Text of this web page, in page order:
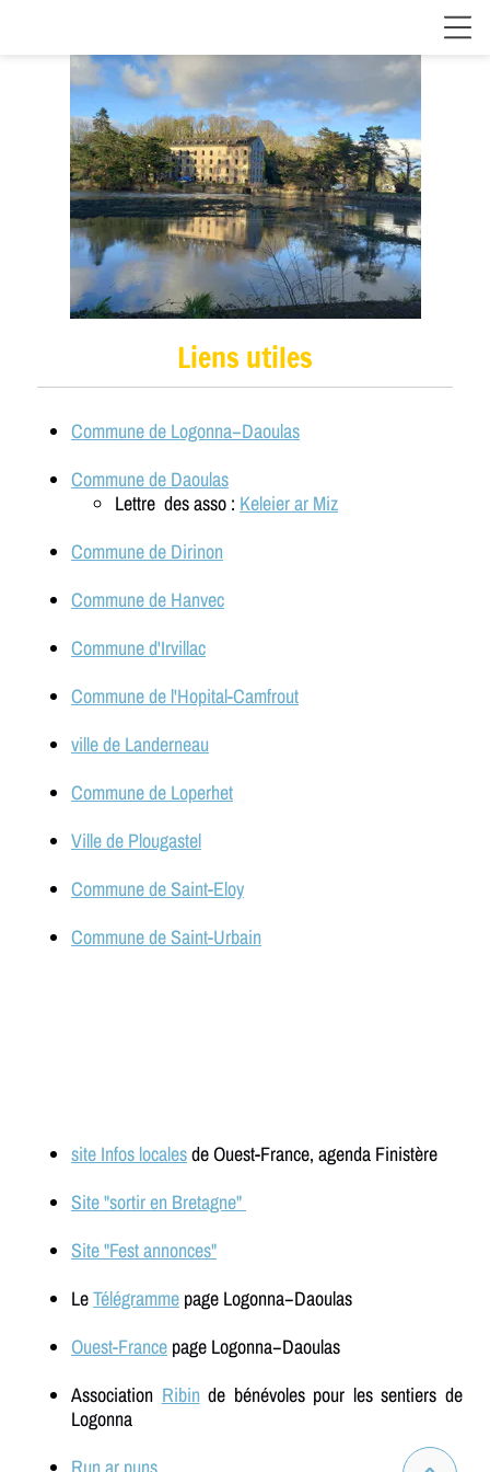
Liens utiles
Commune de Logonna−Daoulas
Commune de Daoulas
Lettre des asso : Keleier ar Miz
Commune de Dirinon
Commune de Hanvec
Commune d'Irvillac
Commune de l'Hopital-Camfrout
ville de Landerneau
Commune de Loperhet
Ville de Plougastel
Commune de Saint-Eloy
Commune de Saint-Urbain
site Infos localesde Ouest-France, agenda Finistère
Site "sortir en Bretagne"
Site "Fest annonces"
LeTélégramme page Logonna−Daoulas
Ouest-France page Logonna−Daoulas
Association Ribin de bénévoles pour les sentiers de
Logonna